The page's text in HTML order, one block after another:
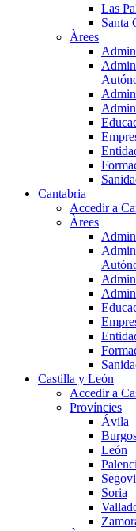
Las
Santa
Àrees
Cantabria
Accedir a
Àrees
Castilla y León
Accedir a
Províncies
Ávila
León
Soria